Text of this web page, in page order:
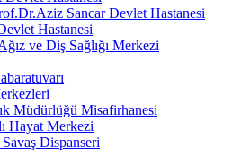
Sancar Devlet Hastanesi
Hastanesi
ve Diş Sağlığı Merkezi
Müdürlüğü Misafirhanesi
Hayat Merkezi
Dispanseri